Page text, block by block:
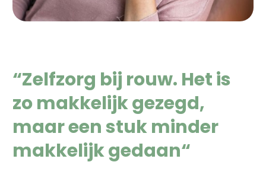
“Zelfzorg bij rouw. Het is
zo makkelijk gezegd,
maar een stuk minder
makkelijk gedaan“